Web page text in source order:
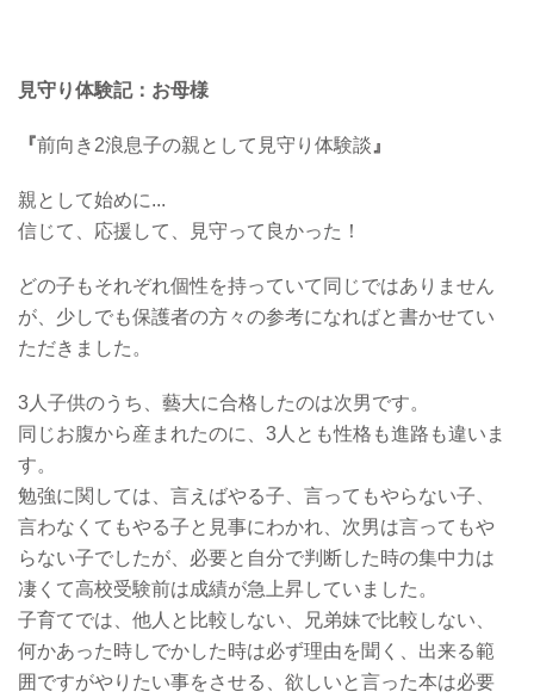
見守り体験記：お母様
『前向き2浪息子の親として見守り体験談 』
親として始めに...
信じて、応援して、見守って良かった！
どの子もそれぞれ個性を持っていて同じではありません
が、少しでも保護者の方々の参考になればと書かせてい
ただきました。
3人子供のうち、藝大に合格したのは次男です。
同じお腹から産まれたのに、3人とも性格も進路も違いま
す。
勉強に関しては、言えばやる子、言ってもやらない子、
言わなくてもやる子と見事にわかれ、次男は言ってもや
らない子でしたが、必要と自分で判断した時の集中力は
凄くて高校受験前は成績が急上昇していました。
子育てでは、他人と比較しない、兄弟妹で比較しない、
何かあった時しでかした時は必ず理由を聞く、出来る範
囲ですがやりたい事をさせる、欲しいと言った本は必要